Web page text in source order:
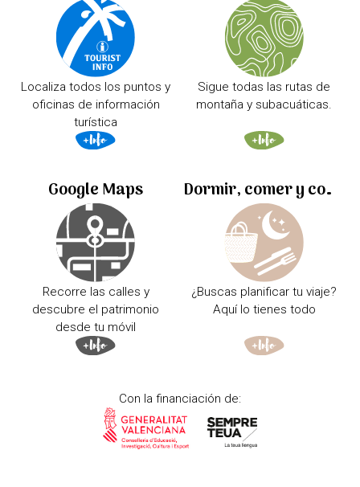
Localiza todos los puntos y
oficinas de información
turística
Sigue todas las rutas de
montaña y subacuáticas.
Google Maps
Recorre las calles y
descubre el patrimonio
desde tu móvil
Dormir, comer y comprar
¿Buscas planificar tu viaje?
Aquí lo tienes todo
Con la financiación de: